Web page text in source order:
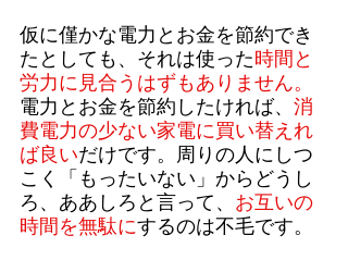
仮に僅かな電力とお金を節約でき
たとしても、それは使った時間と
労力に見合うはずもありません。
電力とお金を節約したければ、 消
費電力の少ない家電に買い替えれ
ば良いだけです。周りの人にしつ
こく「もったいない」からどうし
ろ、ああしろと言って、 お互いの
時間を無駄にするのは不毛です。